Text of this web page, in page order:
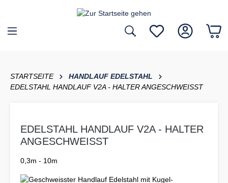
STARTSEITE
HANDLAUF EDELSTAHL
EDELSTAHL HANDLAUF V2A - HALTER ANGESCHWEISST
EDELSTAHL HANDLAUF V2A - HALTER
ANGESCHWEISST
0,3m - 10m